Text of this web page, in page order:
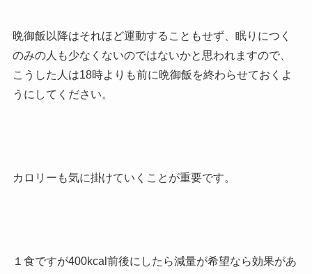
晩御飯以降はそれほど運動することもせず、眠りにつく
のみの人も少なくないのではないかと思われますので、
こうした人は18時よりも前に晩御飯を終わらせておくよ
うにしてください。
カロリーも気に掛けていくことが重要です。
１食ですが400kcal前後にしたら減量が希望なら効果があ